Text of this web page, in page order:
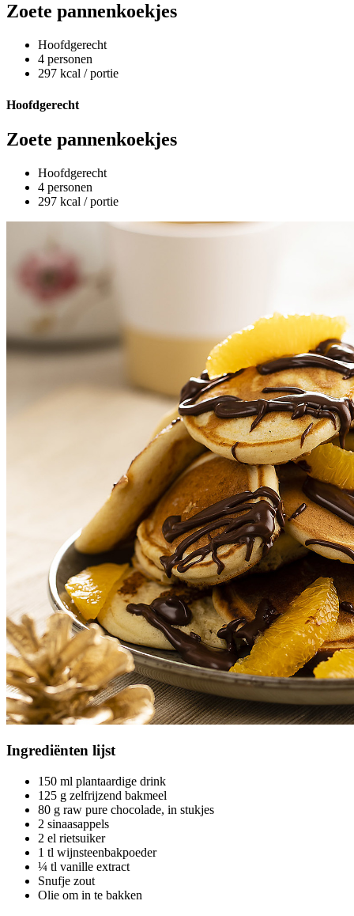
Zoete pannenkoekjes
Hoofdgerecht
4 personen
297 kcal / portie
Hoofdgerecht
Zoete pannenkoekjes
Hoofdgerecht
4 personen
297 kcal / portie
Ingrediënten lijst
150 ml plantaardige drink
125 g zelfrijzend bakmeel
80 g raw pure chocolade, in stukjes
2 sinaasappels
2 el rietsuiker
1 tl wijnsteenbakpoeder
¼ tl vanille extract
Snufje zout
Olie om in te bakken